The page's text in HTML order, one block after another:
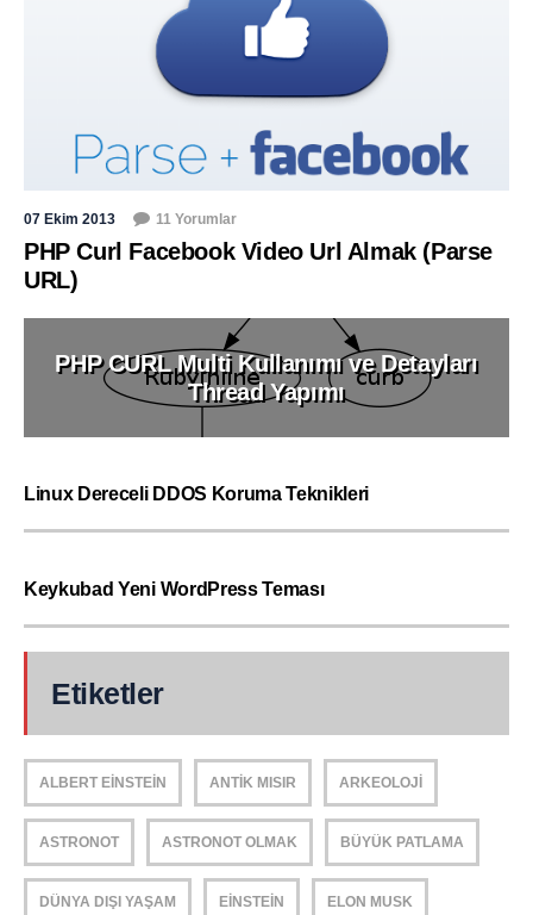
07 Ekim 2013 11 Yorumlar
PHP Curl Facebook Video Url Almak (Parse
URL)
PHP CURL Multi Kullanımı ve Detayları
Thread Yapımı
Linux Dereceli DDOS Koruma Teknikleri
Keykubad Yeni WordPress Teması
Etiketler
ALBERT EINSTEIN ANTIK MISIR ARKEOLOJI
ASTRONOT ASTRONOT OLMAK BÜYÜK PATLAMA
DÜNYA DIŞI YAŞAM EINSTEIN ELON MUSK